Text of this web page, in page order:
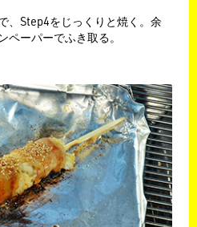
、Step4をじっくりと焼く。余
ペーパーでふき取る。